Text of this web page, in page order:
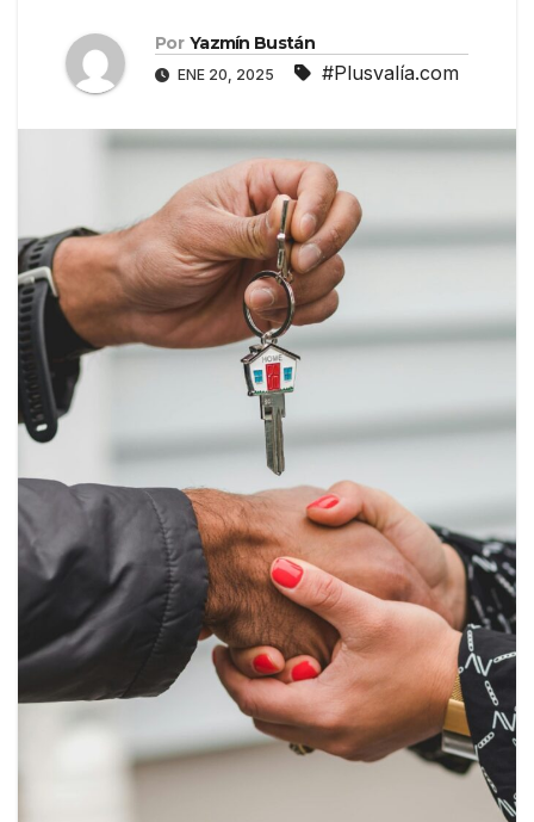
Por Yazmín Bustán
ENE 20, 2025 #Plusvalía.com